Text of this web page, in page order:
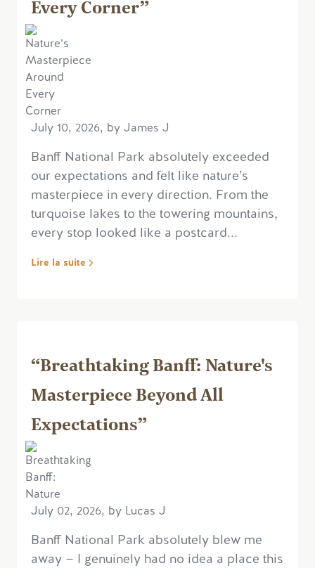
Every Corner”
July 10, 2026, by James J
Banff National Park absolutely exceeded
our expectations and felt like nature’s
masterpiece in every direction. From the
turquoise lakes to the towering mountains,
every stop looked like a postcard...
Lire la suite
“Breathtaking Banff: Nature's
Masterpiece Beyond All
Expectations”
July 02, 2026, by Lucas J
Banff National Park absolutely blew me
away — I genuinely had no idea a place this